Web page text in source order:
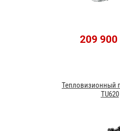
209 900
Тепловизионный
TU620